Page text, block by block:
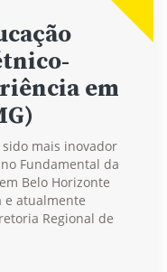
em
mais inovador
Fundamental da
Belo Horizonte
e atualmente
Regional de